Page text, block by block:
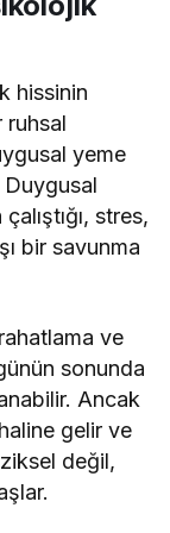
hissinin
yeme
Duygusal
stres,
bir savunma
ve
sonunda
Ancak
gelir ve
değil,